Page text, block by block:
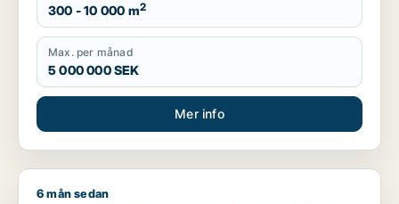
300 - 10 000 m2
Max. per månad
5 000 000 SEK
Mer info
Håkan söker kontor, lager, industrilokal, klinik,
6 mån sedan